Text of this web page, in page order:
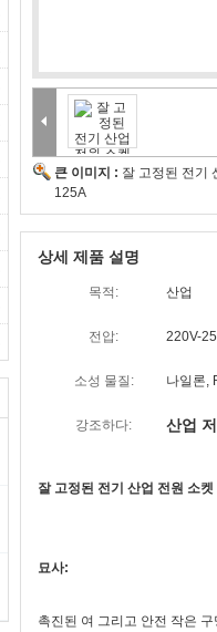
큰 이미지 : 잘 고정된 전기
125A
상세 제품 설명
목적: 산업
전압: 220V-
소성 물질: 나일론,
강조하다: 산업
잘 고정된 전기 산업 전원 소
묘사:
촉진된 여 그리고 안전 작은